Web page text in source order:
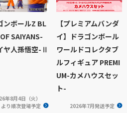
ンボールZ BL
SAIYANS-
ヤ人孫悟空-Ⅱ
年8月4日（火）
より順次登場予定
【プレミアムバンダ
イ】ドラゴンボール
ワールドコレクタブ
ルフィギュア PREMI
UM-カメハウスセッ
ト-
2026年7月発送予定